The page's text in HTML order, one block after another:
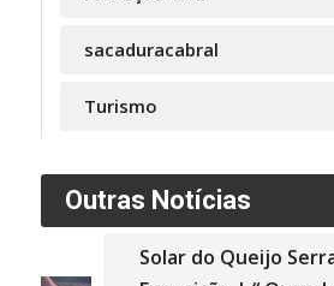
sacaduracabral
Turismo
Outras Notícias
Solar do Queijo